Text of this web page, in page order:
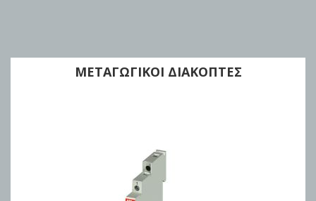
ΜΕΤΑΓΩΓΙΚΟΙ ΔΙΑΚΟΠΤΕΣ